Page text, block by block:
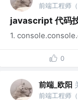
javascript 代码
1.
0
前端_欧阳
前端工程师